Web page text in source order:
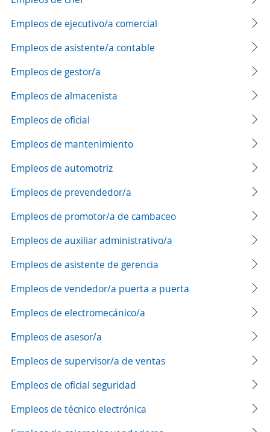
Empleos de ejecutivo/a comercial
Empleos de asistente/a contable
Empleos de gestor/a
Empleos de almacenista
Empleos de oficial
Empleos de mantenimiento
Empleos de automotriz
Empleos de prevendedor/a
Empleos de promotor/a de cambaceo
Empleos de auxiliar administrativo/a
Empleos de asistente de gerencia
Empleos de vendedor/a puerta a puerta
Empleos de electromecánico/a
Empleos de asesor/a
Empleos de supervisor/a de ventas
Empleos de oficial seguridad
Empleos de técnico electrónica